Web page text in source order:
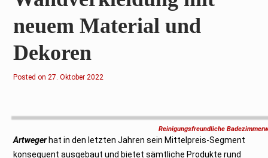
neuem Material und
Dekoren
Posted on2
t
e
2
27. Oktober 2022
Reinigungsfreundliche
Artweger hat in den letzten Jahren sein Mittelpreis-Segment
konsequent ausgebaut und bietet sämtliche Produkte rund